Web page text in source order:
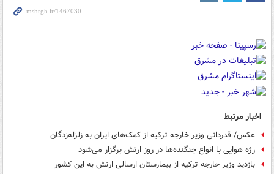
اخبار مرتبط
عکس/ قدردانی وزیر خارجه ترکیه از کمک‌های ایران به زلزله‌زدگان
رژه هوایی با انواع جنگنده‌ها در روز ارتش برگزار می‌شود
بازدید وزیر خارجه ترکیه از بیمارستان ارسالی ارتش به این کشور